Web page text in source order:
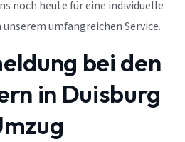
noch heute für eine individuelle
umfangreichen Service.
bei den
in Duisburg